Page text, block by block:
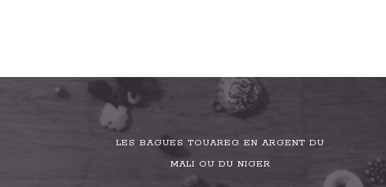
LES BAGUES TOUAREG EN ARGENT DU
MALI OU DU NIGER